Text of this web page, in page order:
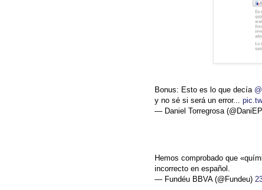
Bonus: Esto es lo que decía
y no sé si será un error...
— Daniel Torregrosa
Hemos comprobado que
incorrecto en español.
— Fundéu BBVA (@Fundeu)